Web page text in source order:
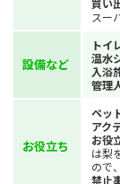
買い
スー
設備など
トイ
温水
入浴
管理
お役立ち
ペッ
アク
お役
は梨
ので
禁止